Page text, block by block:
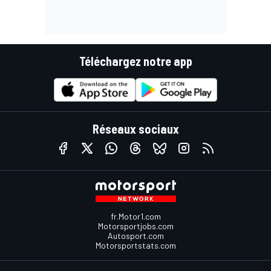
Téléchargez notre app
Réseaux sociaux
fr.Motor1.com
Motorsportjobs.com
Autosport.com
Motorsportstats.com